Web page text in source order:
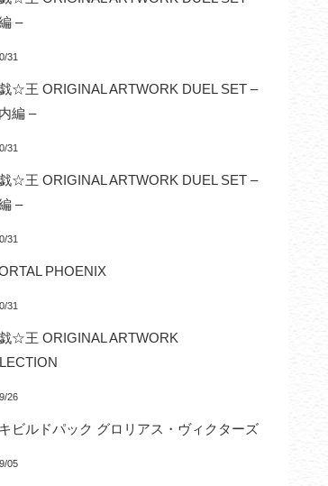
–
31
☆王 ORIGINAL ARTWORK DUEL SET –
編 –
31
☆王 ORIGINAL ARTWORK DUEL SET –
–
31
PHOENIX
31
☆王 ORIGINAL ARTWORK
26
ビルドパック グロリアス・ヴィクターズ
05